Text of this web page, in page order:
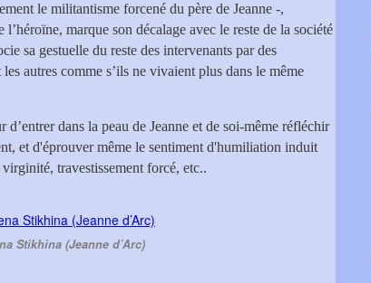
le militantisme forcené du père de Jeanne -,
marque son décalage avec le reste de la société
sa gestuelle du reste des intervenants par des
autres comme s’ils ne vivaient plus dans le même
dans la peau de Jeanne et de soi-même réfléchir
et d'éprouver même le sentiment d'humiliation induit
travestissement forcé, etc..
Stikhina (Jeanne d’Arc)